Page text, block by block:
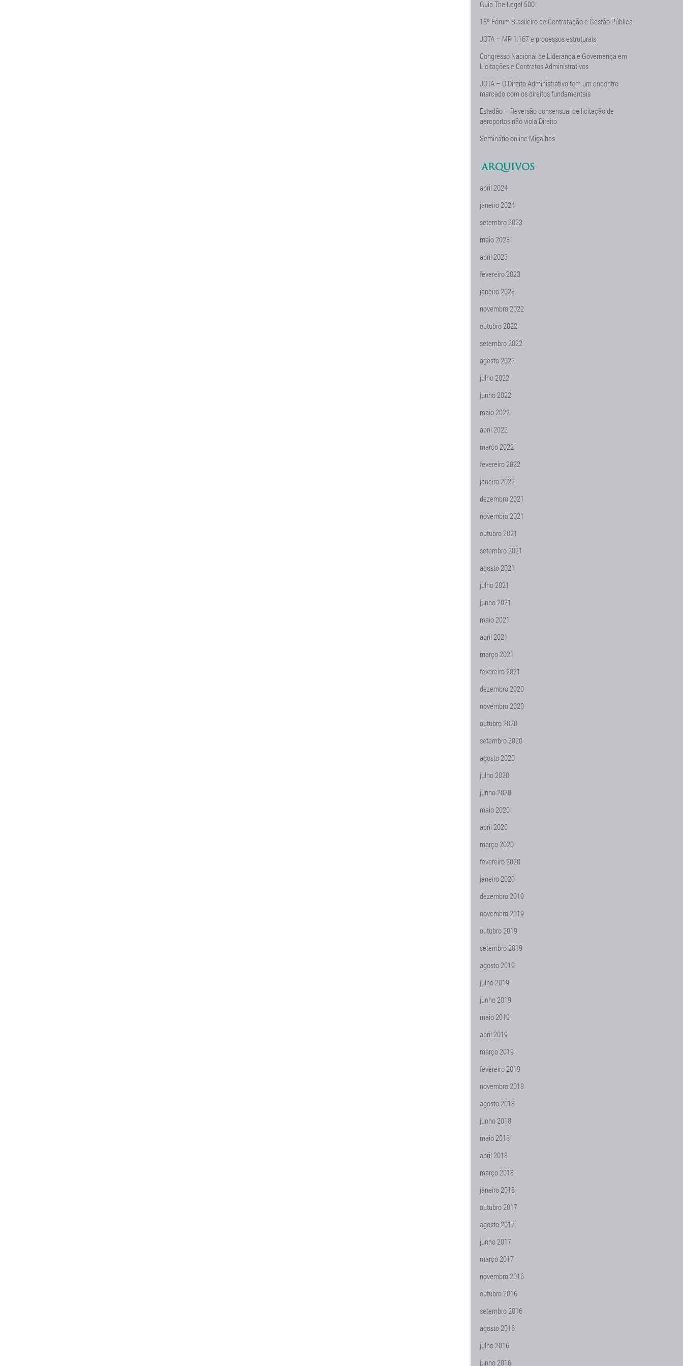
Guia The Legal 500
18º Fórum Brasileiro de Contratação e Gestão Pública
JOTA – MP 1.167 e processos estruturais
Congresso Nacional de Liderança e Governança em
Licitações e Contratos Administrativos
JOTA – O Direito Administrativo tem um encontro
marcado com os direitos fundamentais
Estadão – Reversão consensual de licitação de
aeroportos não viola Direito
Seminário online Migalhas
ARQUIVOS
abril 2024
janeiro 2024
setembro 2023
maio 2023
abril 2023
fevereiro 2023
janeiro 2023
novembro 2022
outubro 2022
setembro 2022
agosto 2022
julho 2022
junho 2022
maio 2022
abril 2022
março 2022
fevereiro 2022
janeiro 2022
dezembro 2021
novembro 2021
outubro 2021
setembro 2021
agosto 2021
julho 2021
junho 2021
maio 2021
abril 2021
março 2021
fevereiro 2021
dezembro 2020
novembro 2020
outubro 2020
setembro 2020
agosto 2020
julho 2020
junho 2020
maio 2020
abril 2020
março 2020
fevereiro 2020
janeiro 2020
dezembro 2019
novembro 2019
outubro 2019
setembro 2019
agosto 2019
julho 2019
junho 2019
maio 2019
abril 2019
março 2019
fevereiro 2019
novembro 2018
agosto 2018
junho 2018
maio 2018
abril 2018
março 2018
janeiro 2018
outubro 2017
agosto 2017
junho 2017
março 2017
novembro 2016
outubro 2016
setembro 2016
agosto 2016
julho 2016
junho 2016